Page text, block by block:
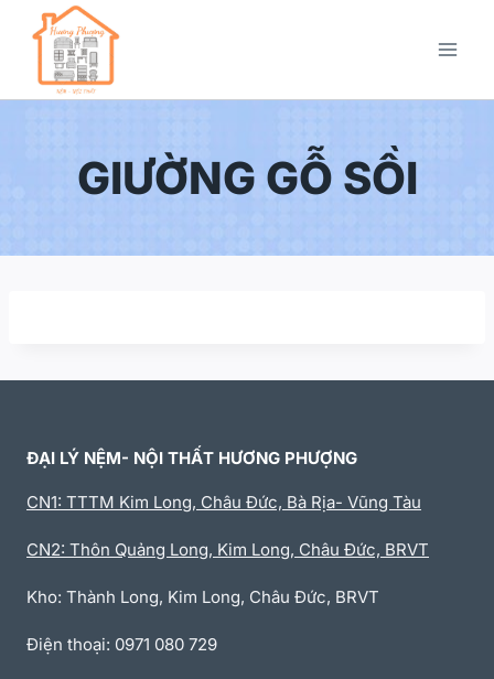
GIƯỜNG GỖ SỒI
ĐẠI LÝ NỆM- NỘI THẤT HƯƠNG PHƯỢNG
CN1: TTTM Kim Long, Châu Đức, Bà Rịa- Vũng Tàu
CN2: Thôn Quảng Long, Kim Long, Châu Đức, BRVT
Kho: Thành Long, Kim Long, Châu Đức, BRVT
Điện thoại: 0971 080 729